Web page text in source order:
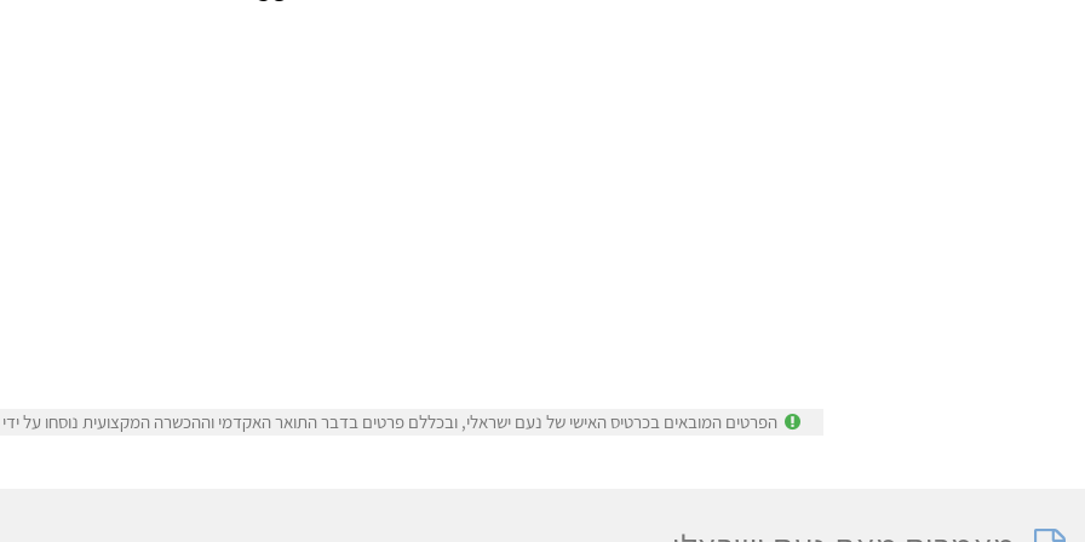
הפרטים המובאים בכרטיס האישי של נעם ישראלי, ובכללם פרטים בדבר התואר האקדמי וההכשרה המקצועית נוסחו על ידי